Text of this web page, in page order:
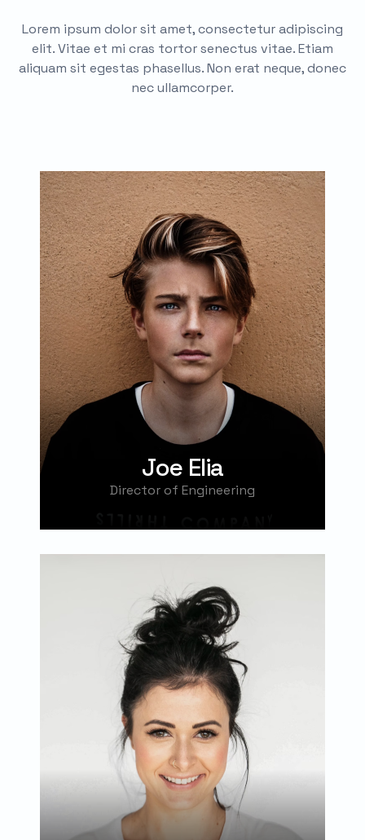
Lorem ipsum dolor sit amet, consectetur adipiscing
elit. Vitae et mi cras tortor senectus vitae. Etiam
aliquam sit egestas phasellus. Non erat neque, donec
nec ullamcorper.
Joe Elia
Director of Engineering